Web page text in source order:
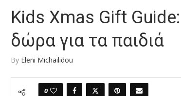
Kids Xmas Gift
δώρα για τα παιδιά
By Eleni Michailidou
0